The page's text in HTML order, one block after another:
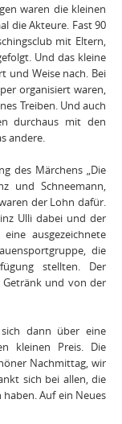
waren die kleinen
die Akteure. Fast 90
mit Eltern,
Und das kleine
und Weise nach. Bei
organisiert waren,
Treiben. Und auch
durchaus mit den
andere.
des Märchens „Die
und Schneemann,
der Lohn dafür.
Ulli dabei und der
ausgezeichnete
die
stellten. Der
Getränk und von der
dann über eine
kleinen Preis. Die
Nachmittag, wir
sich bei allen, die
Auf ein Neues